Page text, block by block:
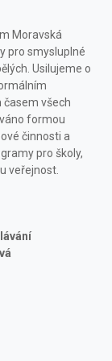
Moravská
pro smysluplné
Usilujeme o
časem všech
formou
činnosti a
pro školy,
veřejnost.